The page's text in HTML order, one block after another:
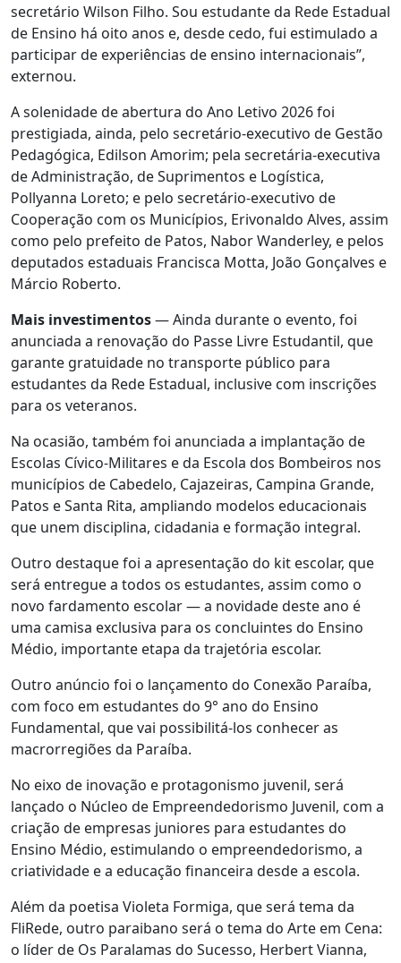
secretário Wilson Filho. Sou estudante da Rede Estadual
de Ensino há oito anos e, desde cedo, fui estimulado a
participar de experiências de ensino internacionais”,
externou.
A solenidade de abertura do Ano Letivo 2026 foi
prestigiada, ainda, pelo secretário-executivo de Gestão
Pedagógica, Edilson Amorim; pela secretária-executiva
de Administração, de Suprimentos e Logística,
Pollyanna Loreto; e pelo secretário-executivo de
Cooperação com os Municípios, Erivonaldo Alves, assim
como pelo prefeito de Patos, Nabor Wanderley, e pelos
deputados estaduais Francisca Motta, João Gonçalves e
Márcio Roberto.
Mais investimentos— Ainda durante o evento, foi
anunciada a renovação do Passe Livre Estudantil, que
garante gratuidade no transporte público para
estudantes da Rede Estadual, inclusive com inscrições
para os veteranos.
Na ocasião, também foi anunciada a implantação de
Escolas Cívico-Militares e da Escola dos Bombeiros nos
municípios de Cabedelo, Cajazeiras, Campina Grande,
Patos e Santa Rita, ampliando modelos educacionais
que unem disciplina, cidadania e formação integral.
Outro destaque foi a apresentação do kit escolar, que
será entregue a todos os estudantes, assim como o
novo fardamento escolar — a novidade deste ano é
uma camisa exclusiva para os concluintes do Ensino
Médio, importante etapa da trajetória escolar.
Outro anúncio foi o lançamento do Conexão Paraíba,
com foco em estudantes do 9° ano do Ensino
Fundamental, que vai possibilitá-los conhecer as
macrorregiões da Paraíba.
No eixo de inovação e protagonismo juvenil, será
lançado o Núcleo de Empreendedorismo Juvenil, com a
criação de empresas juniores para estudantes do
Ensino Médio, estimulando o empreendedorismo, a
criatividade e a educação financeira desde a escola.
Além da poetisa Violeta Formiga, que será tema da
FliRede, outro paraibano será o tema do Arte em Cena:
o líder de Os Paralamas do Sucesso, Herbert Vianna,